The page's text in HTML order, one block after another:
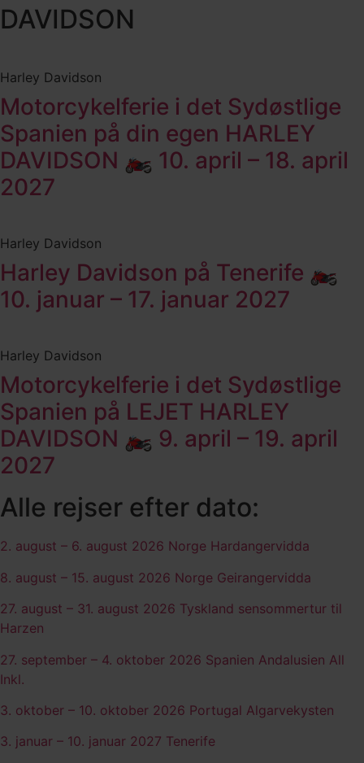
DAVIDSON
Harley Davidson
Motorcykelferie i det Sydøstlige
Spanien på din egen HARLEY
DAVIDSON 🏍️ 10. april – 18. april
2027
Harley Davidson
Harley Davidson på Tenerife 🏍️
10. januar – 17. januar 2027
Harley Davidson
Motorcykelferie i det Sydøstlige
Spanien på LEJET HARLEY
DAVIDSON 🏍️ 9. april – 19. april
2027
Alle rejser efter dato:
2. august – 6. august 2026 Norge Hardangervidda
8. august – 15. august 2026 Norge Geirangervidda
27. august – 31. august 2026 Tyskland sensommertur til
Harzen
27. september – 4. oktober 2026 Spanien Andalusien All
Inkl.
3. oktober – 10. oktober 2026 Portugal Algarvekysten
3. januar – 10. januar 2027 Tenerife